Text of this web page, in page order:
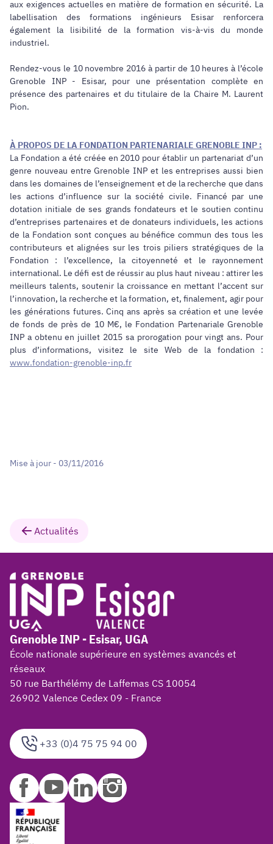
aux exigences actuelles en matière de formation en sécurité. La
labellisation des formations ingénieurs Esisar renforcera
également la lisibilité de la formation vis-à-vis du monde
industriel.
Rendez-vous le 10 novembre 2016 à partir de 10 heures à l’école
Grenoble INP - Esisar, pour une présentation complète en
présence des partenaires et du titulaire de la Chaire M. Laurent
Pion.
À PROPOS DE LA FONDATION PARTENARIALE GRENOBLE INP :
La Fondation a été créée en 2010 pour établir un partenariat d’un
genre nouveau entre Grenoble INP et les entreprises aussi bien
dans les domaines de l’enseignement et de la recherche que dans
les actions d’influence sur la société civile. Financé par une
dotation initiale de ses grands fondateurs et le soutien continu
d’entreprises partenaires et de donateurs individuels, les actions
de la Fondation sont conçues au bénéfice commun des tous les
contributeurs et alignées sur les trois piliers stratégiques de la
Fondation : l’excellence, la citoyenneté et le rayonnement
international. Le défi est de réussir au plus haut niveau : attirer les
meilleurs talents, soutenir la croissance en mettant l’accent sur
l’innovation, la recherche et la formation, et, finalement, agir pour
les générations futures. Cinq ans après sa création et une levée
de fonds de près de 10 M€, le Fondation Partenariale Grenoble
INP a obtenu en juillet 2015 sa prorogation pour vingt ans. Pour
plus d’informations, visitez le site Web de la fondation :
www.fondation-grenoble-inp.fr
Mise à jour - 03/11/2016
Actualités
+33 (0)4 75 75 94 00
Grenoble INP - Esisar, UGA
École nationale supérieure en systèmes avancés et
réseaux
50 rue Barthélémy de Laffemas CS 10054
26902 Valence Cedex 09 - France